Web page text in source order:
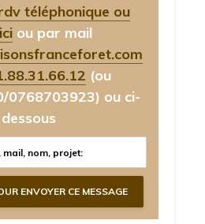
téléphonique ou
ou par mail
(ou
0768703923) ou ci-
dessous